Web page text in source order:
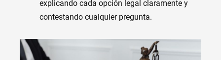
explicando cada opción legal claramente y
contestando cualquier pregunta.